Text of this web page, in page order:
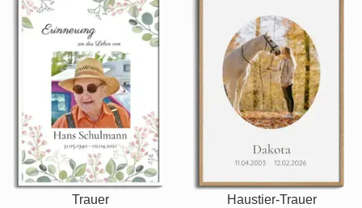
Trauer Haustier-Trauer